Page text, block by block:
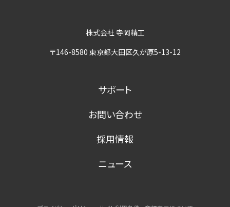
株式会社 寺岡精工
〒146-8580 東京都大田区久が原5-13-12
サポート
お問い合わせ
採用情報
ニュース